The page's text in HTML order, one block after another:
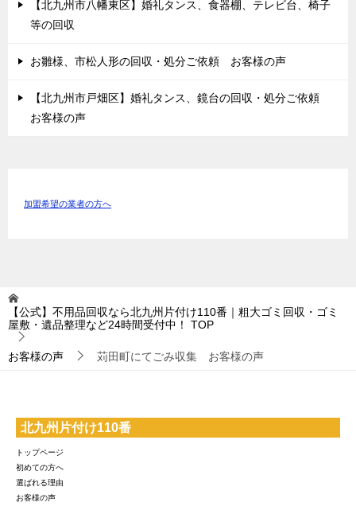
【北九州市八幡東区】婚礼タンス、食器棚、テレビ台、椅子
等の回収
お雛様、市松人形の回収・処分ご依頼 お客様の声
【北九州市戸畑区】婚礼タンス、鏡台の回収・処分ご依頼
お客様の声
加盟希望の業者の方へ
【公式】不用品回収なら北九州片付け110番｜粗大ゴミ回収・ゴミ
屋敷・遺品整理など24時間受付中！
TOP
お客様の声 苅田町にてごみ収集 お客様の声
北九州片付け110番
トップページ
初めての方へ
選ばれる理由
お客様の声